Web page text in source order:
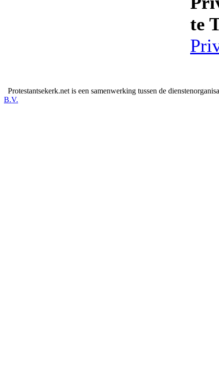
te
Protestantsekerk.net is een samenwerking tussen de
B.V.